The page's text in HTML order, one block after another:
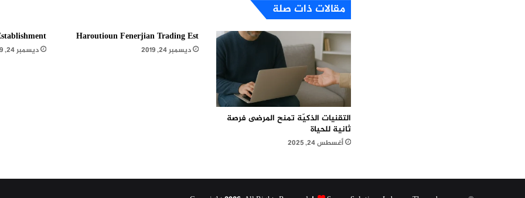
مقالات ذات صلة
التقنيات الذكيّة تمنح المرضى فرصة
ثانية للحياة
أغسطس 24, 2025
Haroutioun Fenerjian Trading Est
ديسمبر 24, 2019 ديسمبر 24, 2019